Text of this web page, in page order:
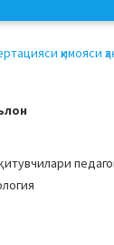
ҳимояси